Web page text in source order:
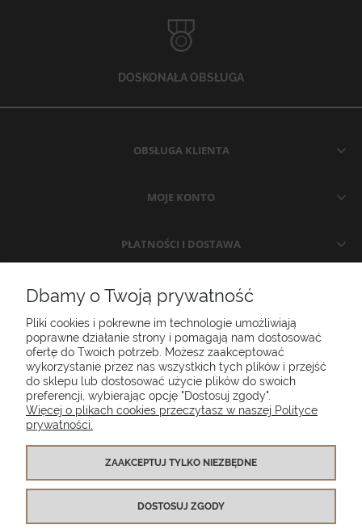
DOSKONAŁA OBSŁUGA
OBSŁUGA KLIENTA
MOJE KONTO
PŁATNOŚCI I DOSTAWA
INFORMACJE
O NAS
Poduszki ogrodowe Setgarden.com | Lubelska 1A, 10-409 Olsztyn |
NIP: 7391986025
(+48) 885 281 885 biuro@setgarden.com
FACEBOOK PINTEREST
Dbamy o Twoją prywatność
Pliki cookies i pokrewne im technologie umożliwiają
poprawne działanie strony i pomagają nam dostosować
ofertę do Twoich potrzeb. Możesz zaakceptować
wykorzystanie przez nas wszystkich tych plików i przejść
do sklepu lub dostosować użycie plików do swoich
preferencji, wybierając opcję "Dostosuj zgody".
Więcej o plikach cookies przeczytasz w naszej Polityce
prywatności.
ZAAKCEPTUJ TYLKO NIEZBĘDNE
DOSTOSUJ ZGODY